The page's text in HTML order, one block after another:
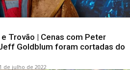
Trovão | Cenas com Peter
Goldblum foram cortadas do
1 de julho de 2022